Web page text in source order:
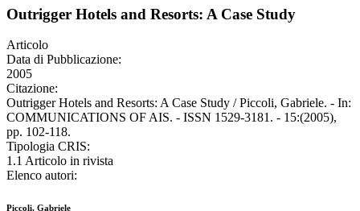
Outrigger Hotels and Resorts: A Case Study
Articolo
Data di Pubblicazione:
2005
Citazione:
Outrigger Hotels and Resorts: A Case Study / Piccoli, Gabriele. - In:
COMMUNICATIONS OF AIS. - ISSN 1529-3181. - 15:(2005),
pp. 102-118.
Tipologia CRIS:
1.1 Articolo in rivista
Elenco autori:
Piccoli, Gabriele